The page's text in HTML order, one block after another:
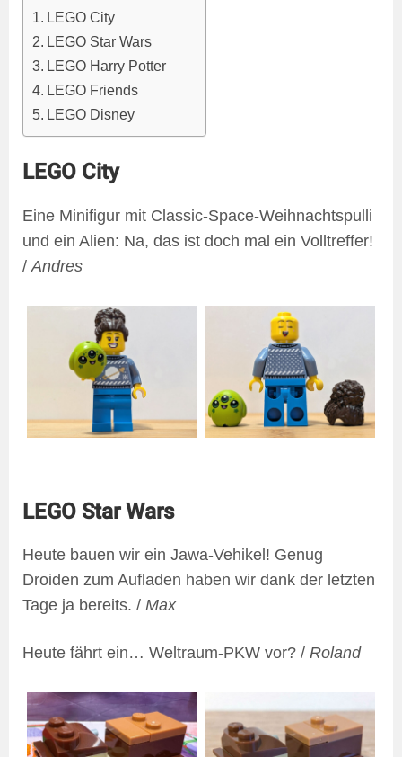
LEGO City
LEGO Star Wars
LEGO Harry Potter
LEGO Friends
LEGO Disney
LEGO City
Eine Minifigur mit Classic-Space-Weihnachtspulli
und ein Alien: Na, das ist doch mal ein Volltreffer!
/ Andres
LEGO Star Wars
Heute bauen wir ein Jawa-Vehikel! Genug
Droiden zum Aufladen haben wir dank der letzten
Tage ja bereits. / Max
Heute fährt ein… Weltraum-PKW vor? / Roland